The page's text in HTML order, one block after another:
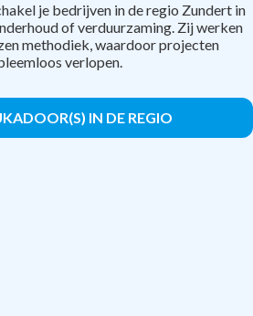
je bedrijven in de regio Zundert in
of verduurzaming. Zij werken
methodiek, waardoor projecten
verlopen.
IN DE REGIO